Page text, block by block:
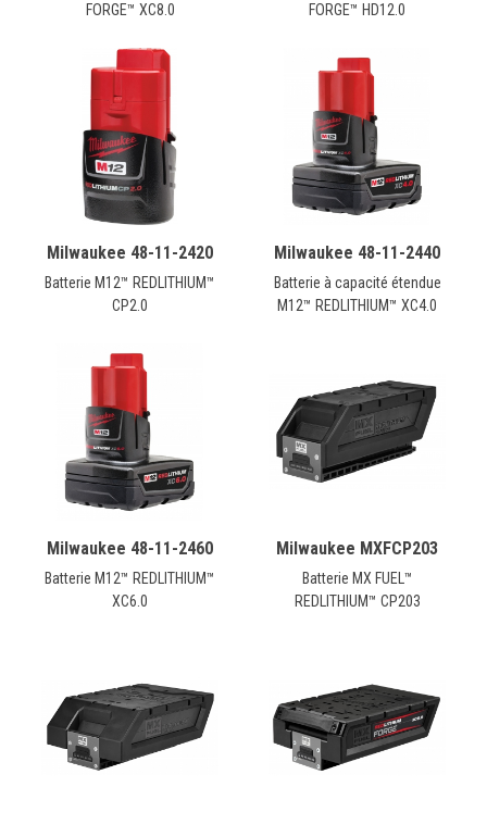
FORGE™ XC8.0
FORGE™ HD12.0
Milwaukee 48-11-2420
Batterie M12™ REDLITHIUM™
CP2.0
Milwaukee 48-11-2440
Batterie à capacité étendue
M12™ REDLITHIUM™ XC4.0
Milwaukee 48-11-2460
Batterie M12™ REDLITHIUM™
XC6.0
Milwaukee MXFCP203
Batterie MX FUEL™
REDLITHIUM™ CP203